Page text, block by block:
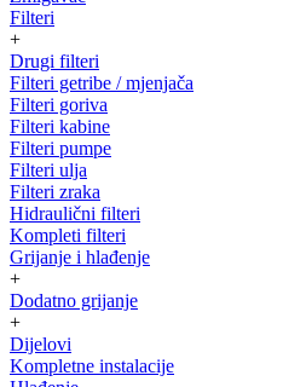
Filteri
+
Drugi filteri
Filteri getribe / mjenjača
Filteri goriva
Filteri kabine
Filteri pumpe
Filteri ulja
Filteri zraka
Hidraulični filteri
Kompleti filteri
Grijanje i hlađenje
+
Dodatno grijanje
+
Dijelovi
Kompletne instalacije